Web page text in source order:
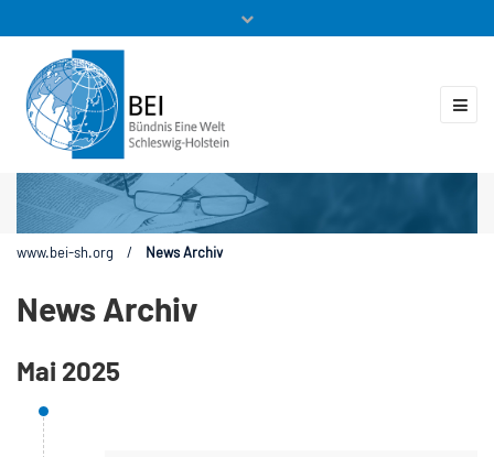
Mitglieder
www.bei-sh.org / News Archiv
News Archiv
Mai 2025